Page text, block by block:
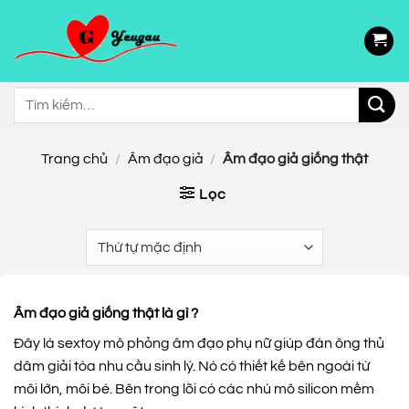
nội
Trang chủ / Âm đạo giả / Âm đạo giả giống thật
Lọc
Âm đạo giả giống thật là gì ?
Đây là sextoy mô phỏng âm đạo phụ nữ giúp đàn ông thủ
dâm giải tòa nhu cầu sinh lý. Nó có thiết kế bên ngoài từ
môi lớn, môi bé. Bên trong lõi có các nhú mô silicon mềm